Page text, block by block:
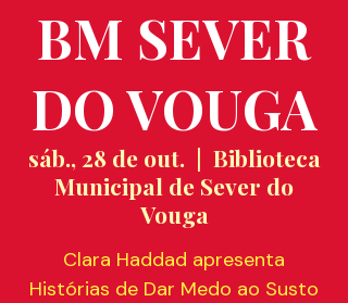
BM SEVER
DO VOUGA
sáb., 28 de out.
  |
Biblioteca
Municipal de Sever do
Vouga
Clara Haddad apresenta
Histórias de Dar Medo ao Susto